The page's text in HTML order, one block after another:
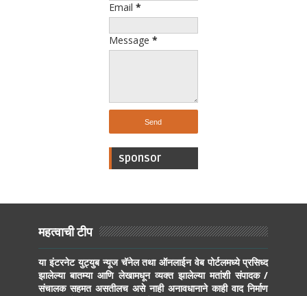
Email *
Message *
sponsor
महत्वाची टीप
या इंटरनेट युट्युब न्यूज चॅनेल तथा ऑनलाईन वेब पोर्टलमध्ये प्रसिध्द
झालेल्या बातम्या आणि लेखामधून व्यक्त झालेल्या मतांशी संपादक /
संचालक सहमत असतीलच असे नाही अनावधानाने काही वाद निर्माण